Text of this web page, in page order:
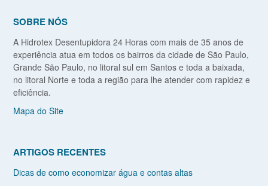
SOBRE NÓS
A Hidrotex Desentupidora 24 Horas com mais de 35 anos de
experiência atua em todos os bairros da cidade de São Paulo,
Grande São Paulo, no litoral sul em Santos e toda a baixada,
no litoral Norte e toda a região para lhe atender com rapidez e
eficiência.
Mapa do Site
ARTIGOS RECENTES
Dicas de como economizar água e contas altas